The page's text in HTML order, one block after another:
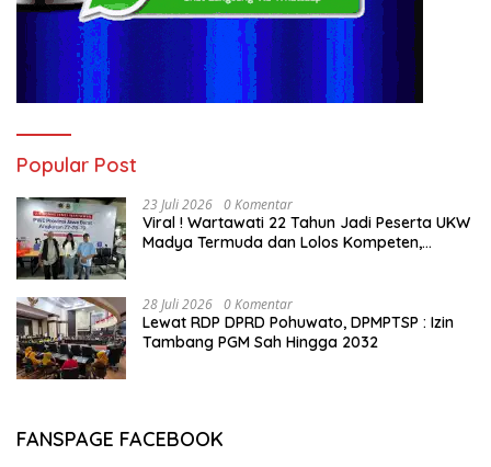
Popular Post
23 Juli 2026 0 Komentar
Viral ! Wartawati 22 Tahun Jadi Peserta UKW
Madya Termuda dan Lolos Kompeten,
28 Juli 2026 0 Komentar
Lewat RDP DPRD Pohuwato, DPMPTSP : Izin
Tambang PGM Sah Hingga 2032
FANSPAGE FACEBOOK